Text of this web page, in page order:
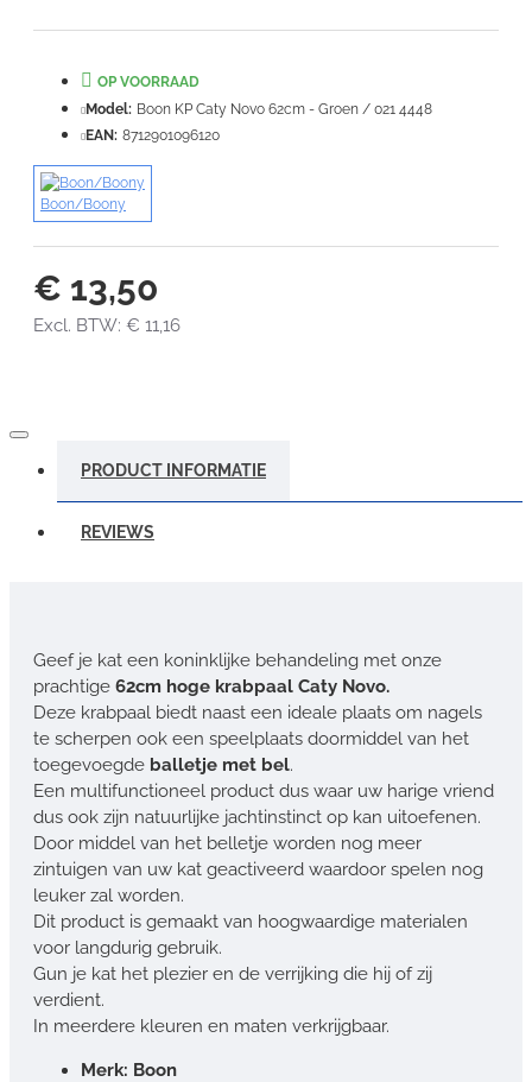
VERDER
€ 13,50
Excl. BTW: € 11,16
OP VOORRAAD
Model: Boon KP Caty Novo 62cm - Groen / 021 4448
EAN: 8712901096120
Boon/Boony
PRODUCT INFORMATIE
REVIEWS
Geef je kat een koninklijke behandeling met onze
prachtige 62cm hoge krabpaal Caty Novo.
Deze krabpaal biedt naast een ideale plaats om nagels
te scherpen ook een speelplaats doormiddel van het
toegevoegde balletje met bel.
Een multifunctioneel product dus waar uw harige vriend
dus ook zijn natuurlijke jachtinstinct op kan uitoefenen.
Door middel van het belletje worden nog meer
zintuigen van uw kat geactiveerd waardoor spelen nog
leuker zal worden.
Dit product is gemaakt van hoogwaardige materialen
voor langdurig gebruik.
Gun je kat het plezier en de verrijking die hij of zij
verdient.
In meerdere kleuren en maten verkrijgbaar.
Merk: Boon